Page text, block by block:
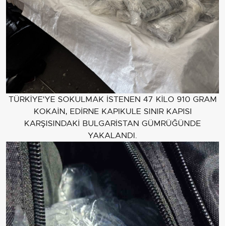
TÜRKİYE'YE SOKULMAK İSTENEN 47 KİLO 910 GRAM
KOKAİN, EDİRNE KAPIKULE SINIR KAPISI
KARŞISINDAKİ BULGARİSTAN GÜMRÜĞÜNDE
YAKALANDI.